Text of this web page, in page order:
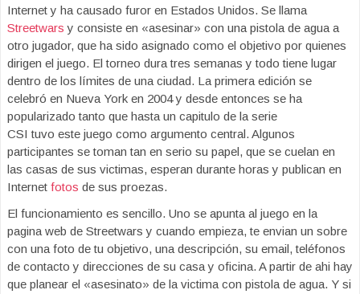
Internet y ha causado furor en Estados Unidos. Se llama
Streetwars y consiste en «asesinar» con una pistola de agua a
otro jugador, que ha sido asignado como el objetivo por quienes
dirigen el juego. El torneo dura tres semanas y todo tiene lugar
dentro de los límites de una ciudad. La primera edición se
celebró en Nueva York en 2004 y desde entonces se ha
popularizado tanto que hasta un capitulo de la serie
CSI tuvo este juego como argumento central. Algunos
participantes se toman tan en serio su papel, que se cuelan en
las casas de sus victimas, esperan durante horas y publican en
Internet fotos de sus proezas.
El funcionamiento es sencillo. Uno se apunta al juego en la
pagina web de Streetwars y cuando empieza, te envian un sobre
con una foto de tu objetivo, una descripción, su email, teléfonos
de contacto y direcciones de su casa y oficina. A partir de ahi hay
que planear el «asesinato» de la victima con pistola de agua. Y si